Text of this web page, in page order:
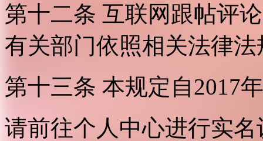
第十二条 互联网跟帖评
有关部门依照相关法律
第十三条 本规定自2017
请前往个人中心进行实名